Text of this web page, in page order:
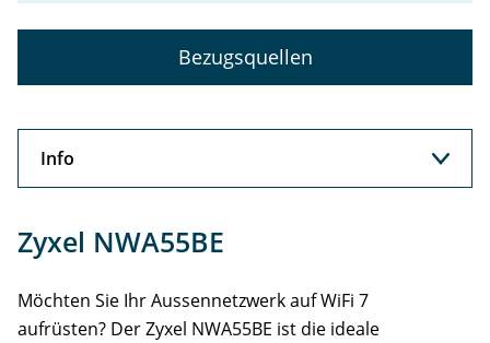
Bezugsquellen
Info
Support
Services
Zyxel NWA55BE
Möchten Sie Ihr Aussennetzwerk auf WiFi 7
aufrüsten? Der Zyxel NWA55BE ist die ideale